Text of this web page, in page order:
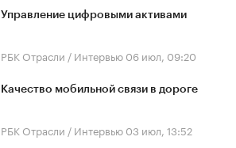
Управление цифровыми активами
РБК Отрасли / Интервью 06 июл, 09:20
Качество мобильной связи в дороге
РБК Отрасли / Интервью 03 июл, 13:52